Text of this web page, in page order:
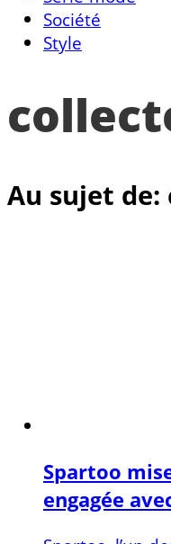
Société
Style
Au sujet
Spartoo
engagée